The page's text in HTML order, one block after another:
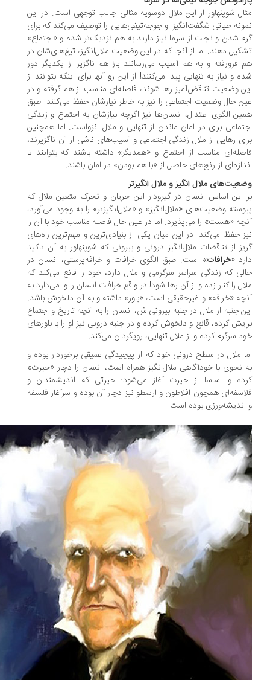
شوپنهاور از این ملال دوسویه مثالی جالب توجهی است. در این
حیاتی شگفت‌انگیز او جوجه‌تیغی‌هایی را توصیف می‌کند که برای
شدن و نجات از سرما نیاز دارند به هم نزدیک‌تر شده و «اجتماع»
دهند. اما از آنجا که در این وضعیت ملال‌انگیز، تیغ‌های‌شان در
فرورفته و به هم آسیب می‌رسانند باز هم ناگزیر از یکدیگر دور
و نیاز به تنهایی پیدا می‌کنند! از این رو آنها برای اینکه بتوانند از
وضعیت تناقض‌آمیز رها شوند، فاصله‌ای مناسب از هم گرفته و در
حال وضعیت اجتماعی را نیز به خاطر نیازشان حفظ می‌کنند. طبق
الگوی اعتدال، انسان‌ها نیز اگرچه نیازشان به اجتماع و زندگی
برای در امان ماندن از تنهایی و ملال انزواست. اما همچنین
رهایی از ملال زندگی اجتماعی و آسیب‌های ناشی از آن ناگزیرند،
مناسب از اجتماع و «همدیگر» داشته باشند که بتوانند تا
از رنج‌های حاصل از «با هم بودن» در امان باشند.
ملال ‌انگیز و ملال ‌انگیزتر
این اساس انسان در گیرودار این جریان و تحرک متعین ملال که
وضعیت‌های «ملال‌انگیز» و «ملال‌انگیزتر» را به وجود می‌آورد،
«هست» را می‌پذیرد. اما در عین حال فاصله مناسب خود با آن را
حفظ می‌کند. در این میان یکی از بنیادی‌ترین و مهم‌ترین راه‌های
از تناقضات ملال‌انگیز درونی و بیرونی که شوپنهاور به آن تاکید
خرافات» است. طبق الگوی خرافات و خرافه‌پرستی، انسان در
که زندگی سراسر سرگرمی و ملال دارد، خود را قانع می‌کند که
را کنار زده و از آن رها شود! در واقع خرافات انسان را وا می‌دارد به
«خرافه» و غیرحقیقی است، «باور» داشته و به آن دلخوش باشد.
جنبه از ملال در جنبه بیرونی‌اش، انسان را به آنچه تاریخ و اجتماع
کرده، قانع و دلخوش کرده و در جنبه درونی نیز او را با باورهای
سرگرم کرده و از ملال تنهایی، رویگردان می‌کند.
ملال در سطح درونی خود که از پیچیدگی عمیقی برخوردار بوده و
نحوی با خودآگاهی ملال‌انگیز همراه است، انسان را دچار «حیرت»
و اساسا از حیرت آغاز می‌شود؛ حیرتی که اندیشمندان و
همچون افلاطون و ارسطو نیز دچار آن بوده و سرآغاز فلسفه
بوده است.